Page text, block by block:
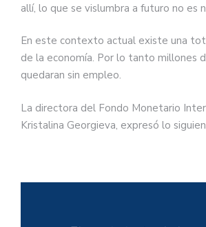
allí, lo que se vislumbra a futuro no es
En este contexto actual existe una
de la economía. Por lo tanto millones
quedaran sin empleo.
La directora del Fondo Monetario
Kristalina Georgieva, expresó lo